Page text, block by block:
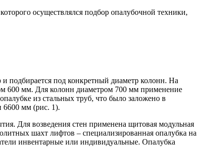
осуществлялся подбор опалубочной техники,
подбирается под конкретный диаметр колонн. На
600 мм. Для колонн диаметром 700 мм применение
из стальных труб, что было заложено в
6600 мм (рис. 1).
Для возведения стен применена щитовая модульная
шахт лифтов – специализированная опалубка на
инвентарные или индивидуальные. Опалубка